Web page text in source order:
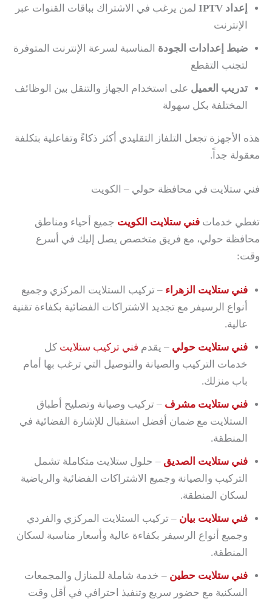
إعداد IPTV
لمن يرغب في الاشتراك بباقات القنوات عبر
الإنترنت
ضبط إعدادات الجودة المناسبة لسرعة الإنترنت المتوفرة
لتجنب التقطع
تدريب العميل على استخدام الجهاز والتنقل بين الوظائف
المختلفة بكل سهولة
هذه الأجهزة تجعل التلفاز التقليدي أكثر ذكاءً وتفاعلية بتكلفة
معقولة جداً.
فني ستلايت في محافظة حولي – الكويت
تغطي خدمات فني ستلايت الكويت جميع أحياء ومناطق
محافظة حولي، مع فريق متخصص يصل إليك في أسرع
وقت:
فني ستلايت الزهراء – تركيب الستلايت المركزي وجميع
أنواع الرسيفر مع تجديد الاشتراكات الفضائية بكفاءة تقنية
عالية.
فني ستلايت حولي – يقدم فني تركيب ستلايت كل
خدمات التركيب والصيانة والتوصيل التي ترغب بها أمام
باب منزلك.
فني ستلايت مشرف – تركيب وصيانة وتصليح أطباق
الستلايت مع ضمان أفضل استقبال للإشارة الفضائية في
المنطقة.
فني ستلايت الصديق – حلول ستلايت متكاملة تشمل
التركيب والصيانة وجميع الاشتراكات الفضائية والرياضية
لسكان المنطقة.
فني ستلايت بيان – تركيب الستلايت المركزي والفردي
وجميع أنواع الرسيفر بكفاءة عالية وأسعار مناسبة لسكان
المنطقة.
فني ستلايت حطين – خدمة شاملة للمنازل والمجمعات
السكنية مع حضور سريع وتنفيذ احترافي في أقل وقت